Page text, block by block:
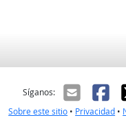
Síganos:
Sobre este sitio • Privacidad •